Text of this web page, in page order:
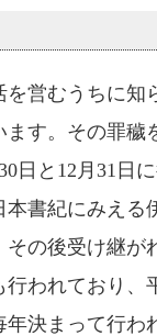
営むうちに知
ます。その罪穢
日と12月31日に
本書紀にみえる
の後受け継が
行われており、
年決まって行わ